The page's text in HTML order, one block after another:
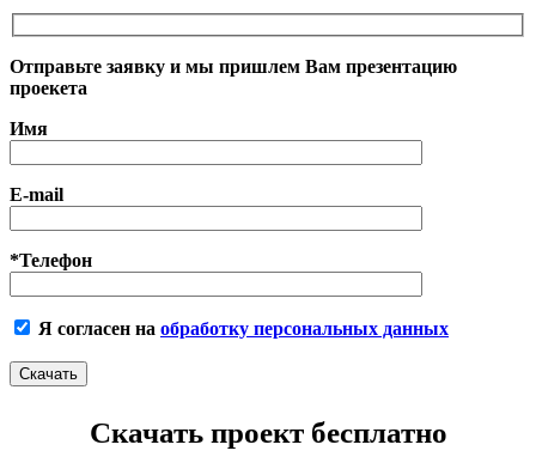
Отправьте заявку и мы пришлем Вам презентацию
проекета
Имя
E-mail
*Телефон
Я согласен на обработку персональных данных
Скачать проект бесплатно